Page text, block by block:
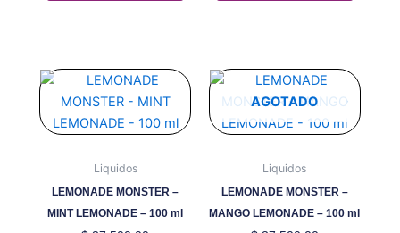
Liquidos
LEMONADE MONSTER –
MINT LEMONADE – 100 ml
Este
producto
tiene
variantes.
Las
opciones
se
AGOTADO
Liquidos
LEMONADE MONSTER –
MANGO LEMONADE – 100 ml
Este
producto
tiene
variantes.
Las
opciones
se